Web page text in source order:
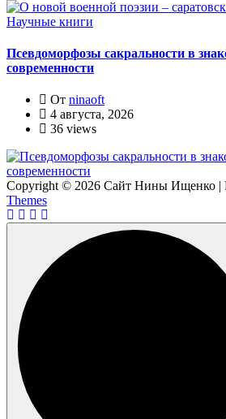
Научные книги
Псевдоморфозы сакральности в
современности
От ninaoft
4 августа, 2026
36 views
Copyright © 2026 Сайт Нины Ищенко |
Themes